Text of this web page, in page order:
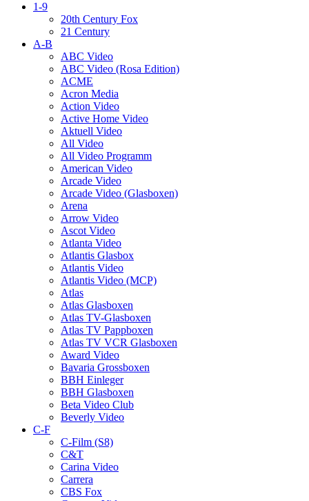
1-9
20th Century Fox
21 Century
A-B
ABC Video
ABC Video (Rosa Edition)
ACME
Acron Media
Action Video
Active Home Video
Aktuell Video
All Video
All Video Programm
American Video
Arcade Video
Arcade Video (Glasboxen)
Arena
Arrow Video
Ascot Video
Atlanta Video
Atlantis Glasbox
Atlantis Video
Atlantis Video (MCP)
Atlas
Atlas Glasboxen
Atlas TV-Glasboxen
Atlas TV Pappboxen
Atlas TV VCR Glasboxen
Award Video
Bavaria Grossboxen
BBH Einleger
BBH Glasboxen
Beta Video Club
Beverly Video
C-F
C-Film (S8)
C&T
Carina Video
Carrera
CBS Fox